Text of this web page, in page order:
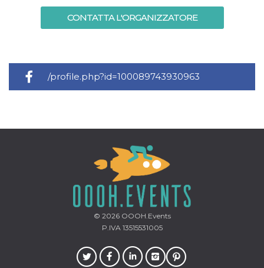
CONTATTA L'ORGANIZZATORE
/profile.php?id=100089743930963
© 2026OOOH.Events
P.IVA 13515531005